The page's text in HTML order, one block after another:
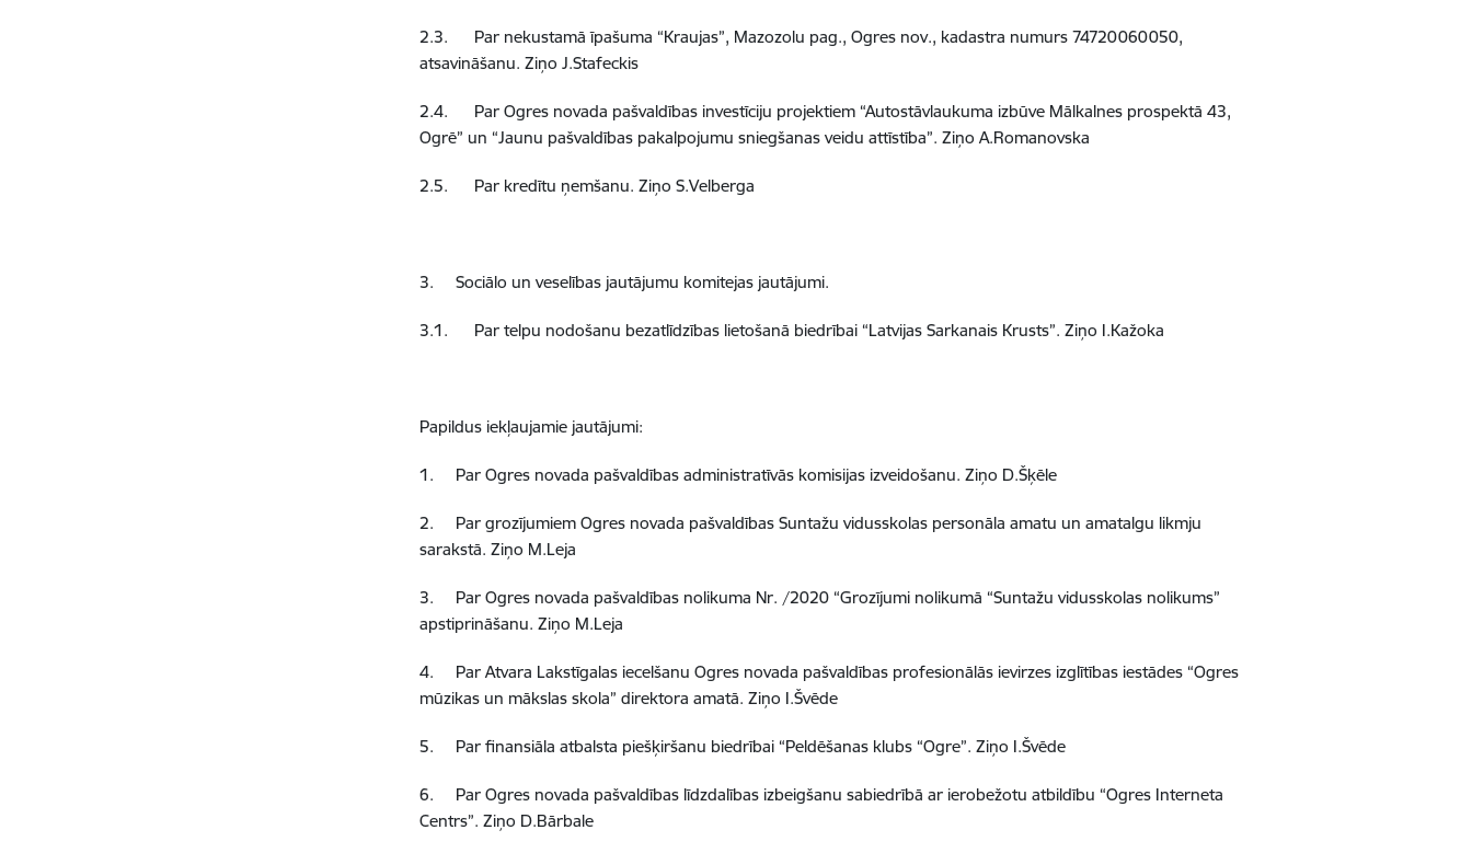
2.3.
Par nekustamā īpašuma “Kraujas”, Mazozolu pag., Ogres nov., kadastra numurs 74720060050,
atsavināšanu. Ziņo J.Stafeckis
2.4.
Par Ogres novada pašvaldības investīciju projektiem “Autostāvlaukuma izbūve Mālkalnes prospektā 43,
Ogrē” un “Jaunu pašvaldības pakalpojumu sniegšanas veidu attīstība”. Ziņo A.Romanovska
2.5. Par kredītu ņemšanu. Ziņo S.Velberga
3. Sociālo un veselības jautājumu komitejas jautājumi.
3.1. Par telpu nodošanu bezatlīdzības lietošanā biedrībai “Latvijas Sarkanais Krusts”. Ziņo I.Kažoka
Papildus iekļaujamie jautājumi:
1. Par Ogres novada pašvaldības administratīvās komisijas izveidošanu. Ziņo D.Šķēle
2. Par grozījumiem Ogres novada pašvaldības Suntažu vidusskolas personāla amatu un amatalgu likmju
sarakstā. Ziņo M.Leja
3.
Par Ogres novada pašvaldības nolikuma Nr. /2020 “Grozījumi nolikumā “Suntažu vidusskolas nolikums”
apstiprināšanu. Ziņo M.Leja
4.
Par Atvara Lakstīgalas iecelšanu Ogres novada pašvaldības profesionālās ievirzes izglītības iestādes “Ogres
mūzikas un mākslas skola” direktora amatā. Ziņo I.Švēde
5. Par finansiāla atbalsta piešķiršanu biedrībai “Peldēšanas klubs “Ogre”. Ziņo I.Švēde
6.
Par Ogres novada pašvaldības līdzdalības izbeigšanu sabiedrībā ar ierobežotu atbildību “Ogres Interneta
Centrs”. Ziņo D.Bārbale